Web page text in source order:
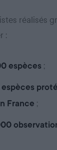
réalisés
:
espèces ;
France ;